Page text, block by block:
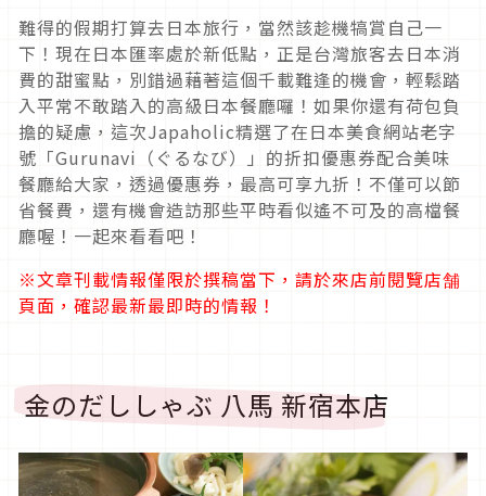
難得的假期打算去日本旅行，當然該趁機犒賞自己一
下！現在日本匯率處於新低點，正是台灣旅客去日本消
費的甜蜜點，別錯過藉著這個千載難逢的機會，輕鬆踏
入平常不敢踏入的高級日本餐廳囉！如果你還有荷包負
擔的疑慮，這次Japaholic精選了在日本美食網站老字
號「Gurunavi（ぐるなび）」的折扣優惠券配合美味
餐廳給大家，透過優惠券，最高可享九折！不僅可以節
省餐費，還有機會造訪那些平時看似遙不可及的高檔餐
廳喔！一起來看看吧！
※文章刊載情報僅限於撰稿當下，請於來店前閱覽店舗
頁面，確認最新最即時的情報！
金のだししゃぶ 八馬 新宿本店